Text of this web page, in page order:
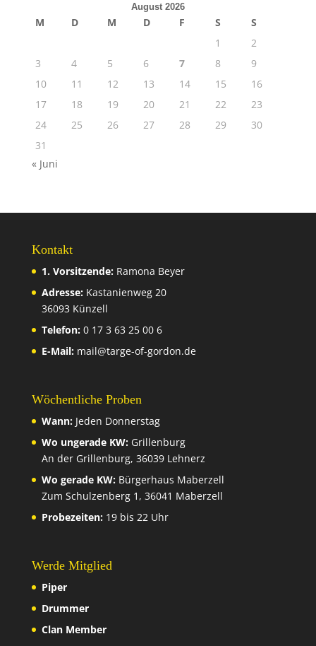
August 2026
M D M D F S
S
1
2
3
4 5 6 7 8
9
10
11 12 13 14 15
16
17
18 19 20 21 22
23
24
25 26 27 28 29
30
31
« Juni
Kontakt
1. Vorsitzende:Ramona Beyer
Adresse:Kastanienweg 20
36093 Künzell
Telefon:0 17 3 63 25 00 6
E-Mail: mail@targe-of-gordon.de
Wöchentliche Proben
Wann:Jeden Donnerstag
Wo ungerade KW:Grillenburg
An der Grillenburg, 36039 Lehnerz
Wo gerade KW:Bürgerhaus Maberzell
Zum Schulzenberg 1, 36041 Maberzell
Probezeiten:19 bis 22 Uhr
Werde Mitglied
Piper
Drummer
Clan Member